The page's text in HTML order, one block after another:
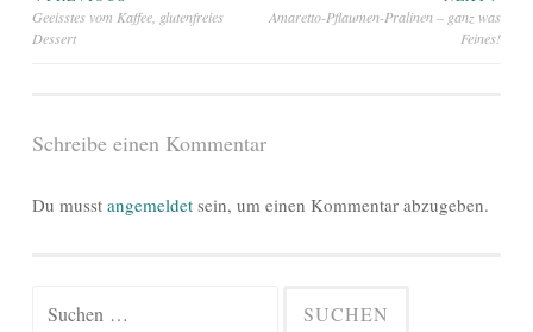
Geeisstes vom Kaffee, glutenfreies
Dessert
Amaretto-Pflaumen-Pralinen – ganz was
Feines!
Schreibe einen Kommentar
Du musst angemeldet sein, um einen Kommentar abzugeben.
Suchen